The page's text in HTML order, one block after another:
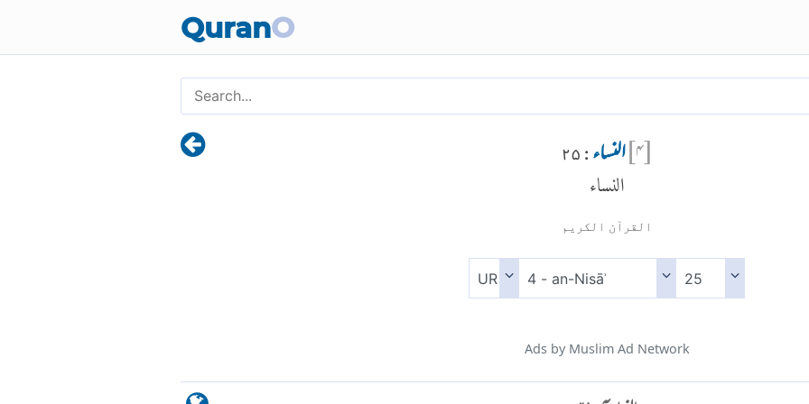
QuranO
[۴]النساء : ۲۵
النساء
القرآن الكريم
Ads by Muslim Ad Network